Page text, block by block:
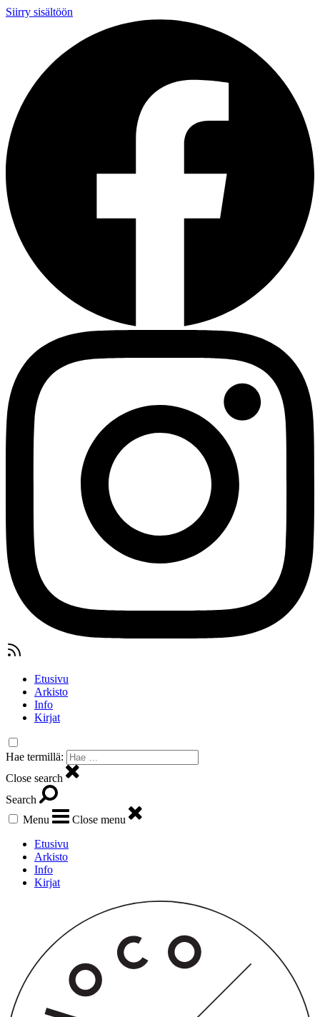
Siirry sisältöön
Etusivu
Arkisto
Info
Kirjat
Hae termillä:
Close search
Search
Menu
Close menu
Etusivu
Arkisto
Info
Kirjat